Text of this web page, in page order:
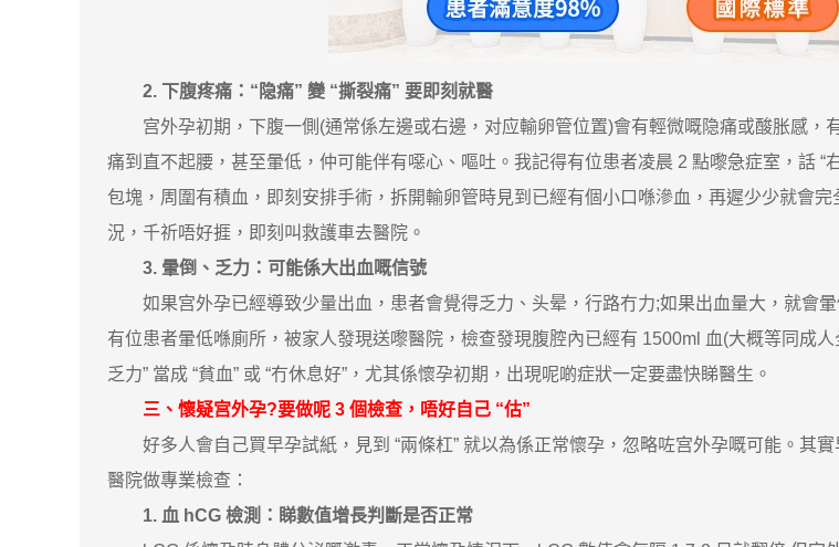
2. 下腹疼痛：“隐痛” 變 “撕裂痛” 要即刻就醫
宫外孕初期，下腹一側(通常係左邊或右邊，对应輸卵管位置)會有輕微嘅隐痛或酸胀感，有
痛到直不起腰，甚至暈低，仲可能伴有噁心、嘔吐。我記得有位患者凌晨 2 點嚟急症室，話 “
包塊，周圍有積血，即刻安排手術，拆開輸卵管時見到已經有個小口喺滲血，再遲少少就會
況，千祈唔好捱，即刻叫救護車去醫院。
3. 暈倒、乏力：可能係大出血嘅信號
如果宫外孕已經導致少量出血，患者會覺得乏力、头晕，行路冇力;如果出血量大，就會
有位患者暈低喺廁所，被家人發現送嚟醫院，檢查發現腹腔內已經有 1500ml 血(大概等同成
乏力” 當成 “貧血” 或 “冇休息好”，尤其係懷孕初期，出現呢啲症狀一定要盡快睇醫生。
三、懷疑宫外孕?要做呢 3 個檢查，唔好自己 “估”
好多人會自己買早孕試紙，見到 “兩條杠” 就以為係正常懷孕，忽略咗宫外孕嘅可能。其實
醫院做專業檢查：
1. 血 hCG 檢測：睇數值增長判斷是否正常